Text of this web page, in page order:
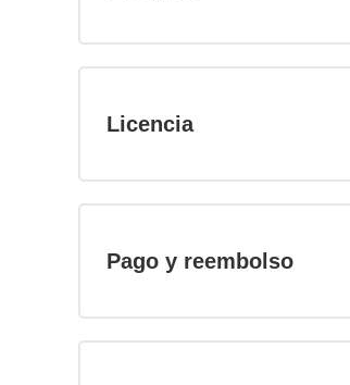
Licencia
Pago y reembolso